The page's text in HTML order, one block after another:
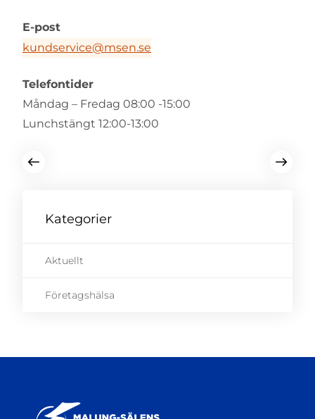
E-post
kundservice@msen.se
Telefontider
Måndag – Fredag 08:00 -15:00
Lunchstängt 12:00-13:00
Kategorier
Aktuellt
Företagshälsa